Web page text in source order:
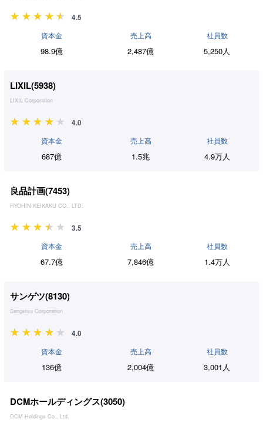
4.5
資本金
98.9億
売上高
2,487億
社員数
5,250人
LIXIL(5938)
LIXIL Corporation
4.0
資本金
687億
売上高
1.5兆
社員数
4.9万人
良品計画(7453)
RYOHIN KEIKAKU CO., LTD.
3.5
資本金
67.7億
売上高
7,846億
社員数
1.4万人
サンゲツ(8130)
Sangetsu Corporation
4.0
資本金
136億
売上高
2,004億
社員数
3,001人
DCMホールディングス(3050)
DCM Holdings Co., Ltd.